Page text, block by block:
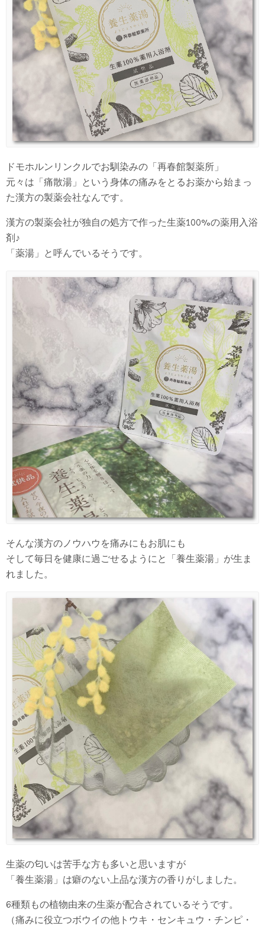
ドモホルンリンクルでお馴染みの「再春館製薬所」
元々は「痛散湯」という身体の痛みをとるお薬から始まっ
た漢方の製薬会社なんです。
漢方の製薬会社が独自の処方で作った生薬100%の薬用入浴
剤♪
「薬湯」と呼んでいるそうです。
そんな漢方のノウハウを痛みにもお肌にも
そして毎日を健康に過ごせるようにと「養生薬湯」が生ま
れました。
生薬の匂いは苦手な方も多いと思いますが
「養生薬湯」は癖のない上品な漢方の香りがしました。
6種類もの植物由来の生薬が配合されているそうです。
（痛みに役立つボウイの他トウキ・センキュウ・チンピ・